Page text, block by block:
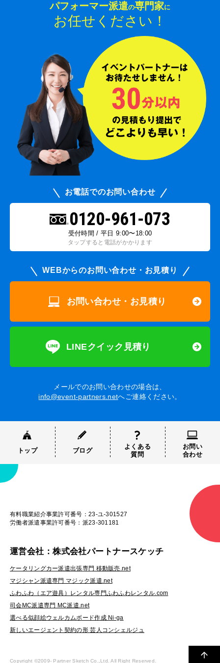
パフォーマー派遣の専門家に
お任せください！
お電話でのお問い合わせ
0120-961-073
受付時間 / 平日 9:00〜18:00
タップすると電話がかかります
WEBからのお問い合わせ・お見積り
お問い合わせ・お見積り
LINEクイック見積り
メールでのお問い合わせの場合は、
info@event-partners.netへご連絡ください。
トップ ブログ
よくある
質問
お問い
合わせ
有料職業紹介事業許可番号：23-ユ-301527
労働者派遣事業許可番号：派23-301181
運営会社：株式会社パートナースケッチ
ケータリングカー派遣出張専門 移動販売.net
マジシャン派遣専門 マジック派遣.net
ふわふわ（エア遊具）レンタル専門ふわふわレンタル.com
司会MC派遣専門 MC派遣.net
選べる似顔絵ウェルカムボード作成 Ni-ga
新しいエージェント契約の形 芸人コンシェルジュ
Copyright ©2009- Partner Sketch Co.,Ltd. All Right Reserved.